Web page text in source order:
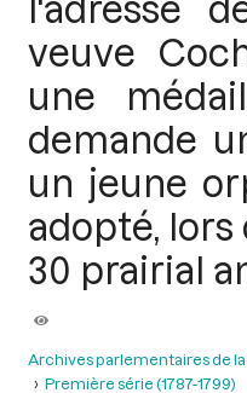
veuve
une
demande
un jeune
adopté, lors
30 prairial
Archives parlementaires de
Première série (1787-1799)